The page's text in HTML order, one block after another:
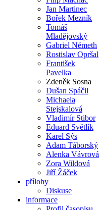
Jan Martinec
Bořek Mezník
Tomáš
Mladějovský
Gabriel Németh
Rostislav Opršal
František
Pavelka
Zdeněk Sosna
Dušan Spáčil
Michaela
Stejskalová
Vladimír Stibor
Eduard Světlík
Karel Sýs
Adam Táborský
Alenka Vávrová
Zora Wildová
Jiří Žáček
přílohy
Diskuse
informace